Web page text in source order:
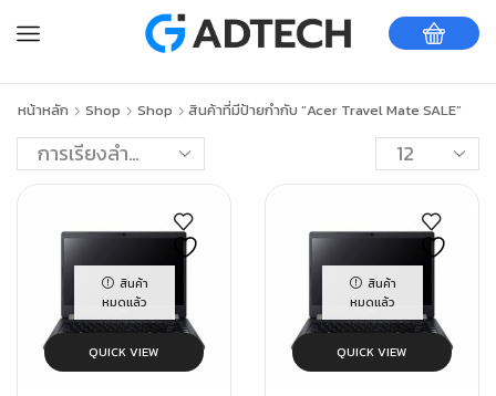
หน้าหลัก Shop Shop สินค้าที่มีป้ายกำกับ “Acer Travel Mate SALE”
สินค้า
หมดแล้ว
QUICK VIEW
สินค้า
หมดแล้ว
QUICK VIEW